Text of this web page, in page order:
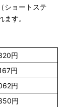
ショートステ
す。
円
円
円
円